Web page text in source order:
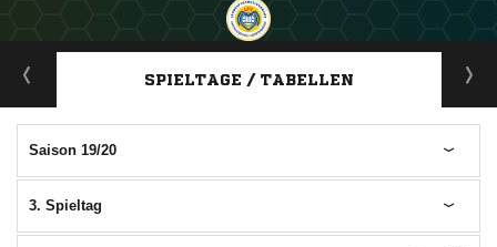
ANZEIGE
SPIELTAGE / TABELLEN
Saison 19/20
3. Spieltag